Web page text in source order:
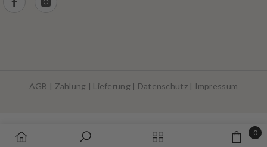
AGB | Zahlung | Lieferung | Datenschutz| Impressum
0